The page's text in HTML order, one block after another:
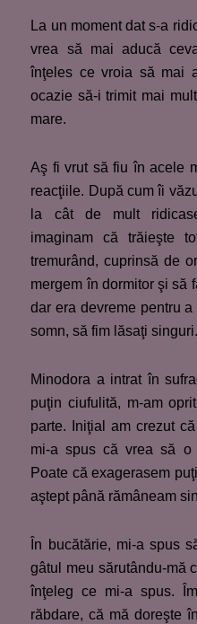
La un moment dat s-a
vrea să mai aducă
înţeles ce vroia să mai
ocazie să-i trimit mai
mare.
Aş fi vrut să fiu în acele
reacţiile. După cum îi
la cât de mult
imaginam că trăieşte
tremurând, cuprinsă de
mergem în dormitor şi să
dar era devreme pentru
somn, să fim lăsaţi singuri.
Minodora a intrat în
puţin ciufulită, m-am
parte. Iniţial am crezut
mi-a spus că vrea să o
Poate că exagerasem
aştept până rămâneam
În bucătărie, mi-a spus
gâtul meu sărutându-mă
înţeleg ce mi-a spus.
răbdare, că mă doreşte